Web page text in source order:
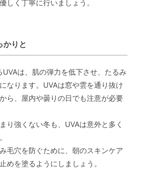
しく丁寧に行いましょう。
かりと
UVAは、肌の弾力を低下させ、たるみ
なります。UVAは窓や雲を通り抜け
ら、屋内や曇りの日でも注意が必要
り強くない冬も、UVAは意外と多く
毛穴を防ぐために、朝のスキンケア
めを塗るようにしましょう。